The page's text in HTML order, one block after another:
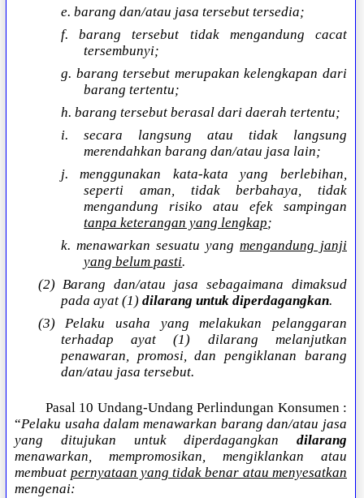
e. barang dan/atau jasa tersebut tersedia;
f. barang tersebut tidak mengandung cacat
tersembunyi;
g. barang tersebut merupakan kelengkapan dari
barang tertentu;
h. barang tersebut berasal dari daerah tertentu;
i. secara langsung atau tidak langsung
merendahkan barang dan/atau jasa lain;
j. menggunakan kata-kata yang berlebihan,
seperti aman, tidak berbahaya, tidak
mengandung risiko atau efek sampingan
tanpa keterangan yang lengkap;
k. menawarkan sesuatu yang mengandung janji
yang belum pasti.
(2) Barang dan/atau jasa sebagaimana dimaksud
pada ayat (1) dilarang untuk diperdagangkan.
(3) Pelaku usaha yang melakukan pelanggaran
terhadap ayat (1) dilarang melanjutkan
penawaran, promosi, dan pengiklanan barang
dan/atau jasa tersebut.
Pasal 10 Undang-Undang Perlindungan Konsumen :
“Pelaku usaha dalam menawarkan barang dan/atau jasa
yang ditujukan untuk diperdagangkan dilarang
menawarkan, mempromosikan, mengiklankan atau
membuat pernyataan yang tidak benar atau menyesatkan
mengenai: